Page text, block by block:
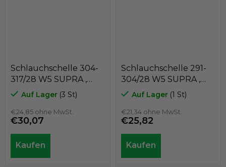
Schlauchschelle 304-
317/28 W5 SUPRA ,
MIKALOR 03013984
Auf Lager (3 St)
€24,85 ohne MwSt.
€30,07
Schlauchschelle 291-
304/28 W5 SUPRA ,
MIKALOR 03013983
Auf Lager (1 St)
€21,34 ohne MwSt.
€25,82